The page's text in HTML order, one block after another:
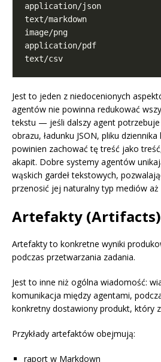
Jest to jeden z niedocenionych
agentów nie powinna redukować
tekstu — jeśli dalszy agent potrzebuje
obrazu, ładunku JSON, pliku
powinien zachować tę treść jako
akapit. Dobre systemy agentów
wąskich gardeł tekstowych,
przenosić jej naturalny typ mediów
Artefakty (Artifacts)
Artefakty to konkretne wyniki
podczas przetwarzania zadania.
Jest to inne niż ogólna wiadomość:
komunikacja między agentami,
konkretny dostawiony produkt, który
Przykłady artefaktów obejmują:
raport w Markdown